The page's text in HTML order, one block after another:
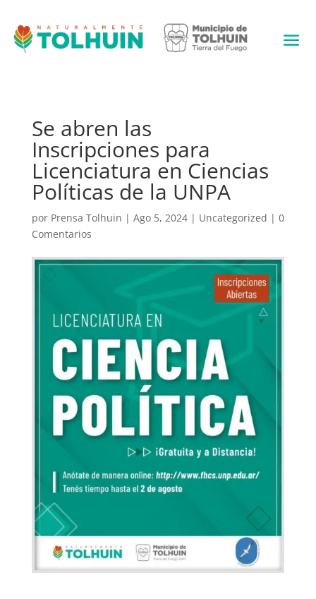
Se abren las
Inscripciones para
Licenciatura en Ciencias
Políticas de la UNPA
por Prensa Tolhuin | Ago 5, 2024| Uncategorized | 0
Comentarios